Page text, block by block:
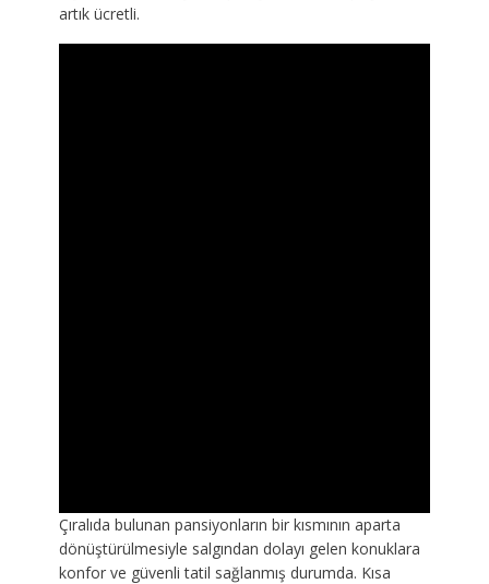
artık ücretli.
Çıralıda bulunan pansiyonların bir kısmının aparta
dönüştürülmesiyle salgından dolayı gelen konuklara
konfor ve güvenli tatil sağlanmış durumda. Kısa